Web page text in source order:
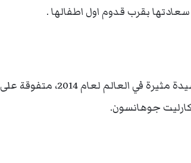
بقرب قدوم اول اطفالها .
كانت هيلين فلاناغان قد تربعت على صدارة قائمة أكثر 100 سيدة مثيرة في العالم لعام 2014، متفوقة على
جوهانسون.